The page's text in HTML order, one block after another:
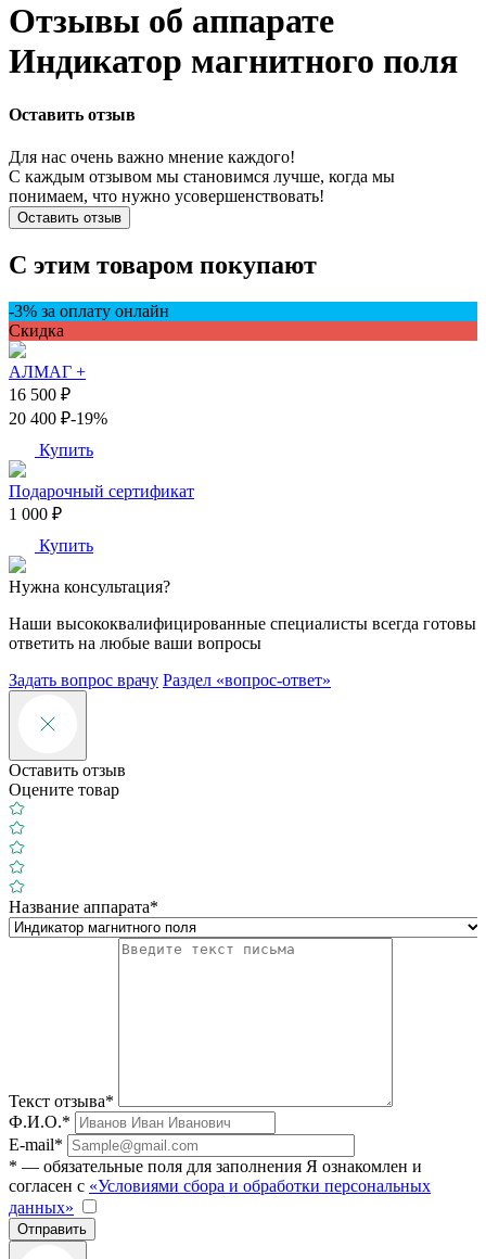
Отзывы об аппарате
Индикатор магнитного поля
Оставить отзыв
Для нас очень важно мнение каждого!
С каждым отзывом мы становимся лучше, когда мы
понимаем, что нужно усовершенствовать!
Оставить отзыв
С этим товаром покупают
-3% за оплату онлайн
Скидкa
АЛМАГ +
16 500 ₽
20 400 ₽-19%
Купить
Подарочный сертификат
1 000 ₽
Купить
Нужна консультация?
Наши высококвалифицированные специалисты всегда готовы
ответить на любые ваши вопросы
Задать вопрос врачу Раздел «вопрос-ответ»
Оставить отзыв
Оцените товар
Название аппарата*
Текст отзыва*
Ф.И.О.*
E-mail*
* — обязательные поля для заполнения Я ознакомлен и
согласен с «Условиями сбора и обработки персональных
данных»
Отправить